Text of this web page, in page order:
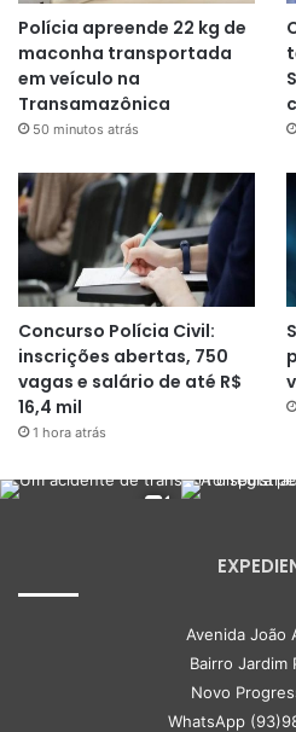
Polícia apreende 22 kg de
maconha transportada
em veículo na
Transamazônica
50 minutos atrás
Concurso Polícia Civil:
inscrições abertas, 750
vagas e salário de até R$
16,4 mil
1 hora atrás
Avenida João
Bairro Jardim
Novo
WhatsApp